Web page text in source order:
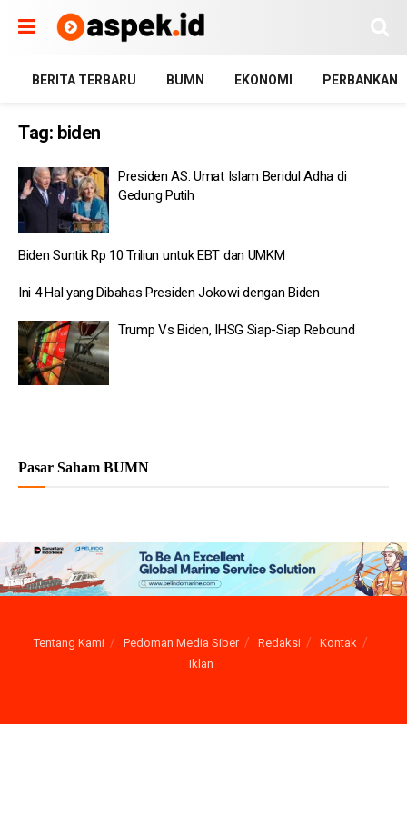
BERITA TERBARU BUMN EKONOMI PERBANKAN
Tag: biden
Presiden AS: Umat Islam Beridul Adha di
Gedung Putih
Biden Suntik Rp 10 Triliun untuk EBT dan UMKM
Ini 4 Hal yang Dibahas Presiden Jokowi dengan Biden
Trump Vs Biden, IHSG Siap-Siap Rebound
Pasar Saham BUMN
Tentang Kami Pedoman Media Siber Redaksi
Kontak
Iklan